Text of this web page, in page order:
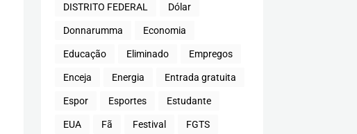
DISTRITO FEDERAL Dólar
Donnarumma Economia
Educação Eliminado Empregos
Enceja Energia Entrada gratuita
Espor Esportes Estudante
EUA Fã Festival FGTS